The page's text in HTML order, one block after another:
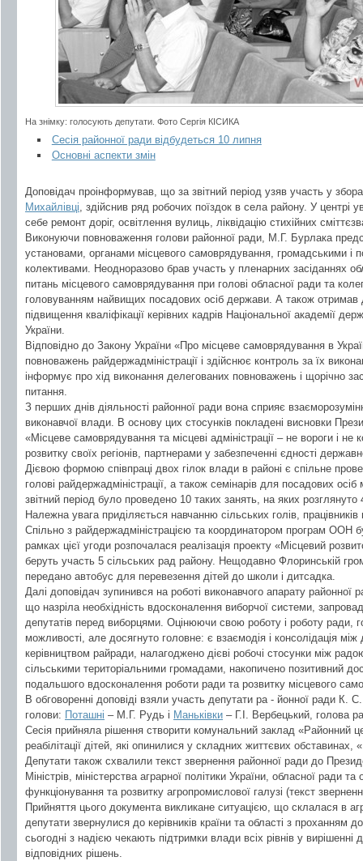
На знімку: голосують депутати. Фото Сергія КІСИКА
Сесія районної ради відбудеться 10 липня
Основні аспекти змін
Доповідач проінформував, що за звітний період узяв участь у
Михайлівці , здійснив ряд робочих поїздок в села району. У центрі
себе ремонт доріг, освітлення вулиць, ліквідацію стихійних
Виконуючи повноваження голови районної ради, М.Г. Бурлака
установами, органами місцевого самоврядування, громадськими і
колективами. Неодноразово брав участь у пленарних засіданнях
питань місцевого самоврядування при голові обласної ради та
головуванням найвищих посадових осіб держави. А також отримав
підвищення кваліфікації керівних кадрів Національної академії
України.
Відповідно до Закону України «Про місцеве самоврядування в
повноважень райдержадміністрації і здійснює контроль за їх
інформує про хід виконання делегованих повноважень і щорічно
питання.
З перших днів діяльності районної ради вона сприяє
виконавчої влади. В основу цих стосунків покладені висновки
«Місцеве самоврядування та місцеві адміністрації – не вороги і
розвитку своїх регіонів, партнерами у забезпеченні єдності
Дієвою формою співпраці двох гілок влади в районі є спільне
голові райдержадміністрації, а також семінарів для посадових
звітний період було проведено 10 таких занять, на яких розглянуто
Належна увага приділяється навчанню сільських голів,
Спільно з райдержадміністрацією та координатором програм ООН
рамках цієї угоди розпочалася реалізація проекту «Місцевий
беруть участь 5 сільських рад району. Нещодавно Флоринській
передано автобус для перевезення дітей до школи і дитсадка.
Далі доповідач зупинився на роботі виконавчого апарату
що назріла необхідність вдосконалення виборчої системи,
депутатів перед виборцями. Оцінюючи свою роботу і роботу ради,
можливості, але досягнуто головне: є взаємодія і консолідація
керівництвом райради, налагоджено дієві робочі стосунки між
сільськими територіальними громадами, накопичено позитивний
подальшого вдосконалення роботи ради та розвитку місцевого
В обговоренні доповіді взяли участь депутати ра - йонної ради К.
голови: Поташні – М.Г. Рудь і Маньківки – Г.І. Вербецький, голова
Сесія прийняла рішення створити комунальний заклад «Районний
реабілітації дітей, які опинилися у складних життєвих обставинах,
Депутати також схвалили текст звернення районної ради до
Міністрів, міністерства аграрної політики України, обласної ради
функціонування та розвитку агропромислової галузі (текст
Прийняття цього документа викликане ситуацією, що склалася в
депутати звернулися до керівників країни та області з проханням
сьогодні з надією чекають підтримки влади всіх рівнів у
відповідних рішень.